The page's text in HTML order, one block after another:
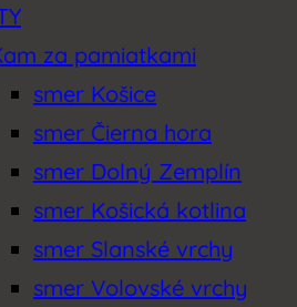
za pamiatkami
smer Košice
smer Čierna hora
smer Dolný Zemplín
smer Košická kotlina
smer Slanské vrchy
smer Volovské vrchy